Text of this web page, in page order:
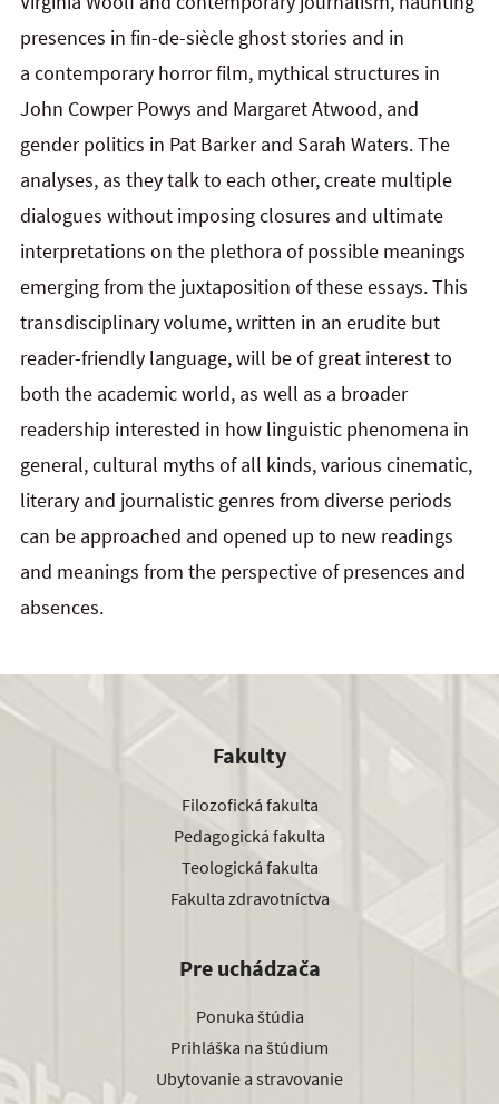
presences in fin-de-siècle ghost stories and in
a contemporary horror film, mythical structures in
John Cowper Powys and Margaret Atwood, and
gender politics in Pat Barker and Sarah Waters. The
analyses, as they talk to each other, create multiple
dialogues without imposing closures and ultimate
interpretations on the plethora of possible meanings
emerging from the juxtaposition of these essays. This
transdisciplinary volume, written in an erudite but
reader-friendly language, will be of great interest to
both the academic world, as well as a broader
readership interested in how linguistic phenomena in
general, cultural myths of all kinds, various cinematic,
literary and journalistic genres from diverse periods
can be approached and opened up to new readings
and meanings from the perspective of presences and
absences.
Fakulty
Filozofická fakulta
Pedagogická fakulta
Teologická fakulta
Fakulta zdravotníctva
Pre uchádzača
Ponuka štúdia
Prihláška na štúdium
Ubytovanie a stravovanie